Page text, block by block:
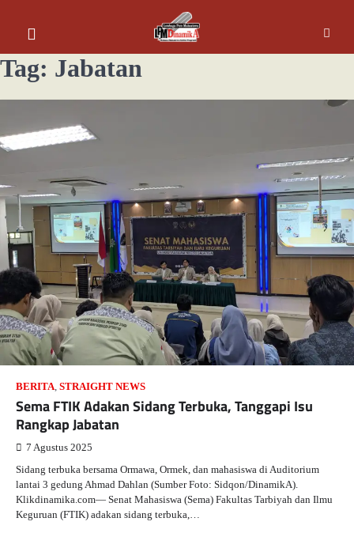
Tag: Jabatan
BERITA, STRAIGHT NEWS
Sema FTIK Adakan Sidang Terbuka, Tanggapi Isu
Rangkap Jabatan
7 Agustus 2025
Sidang terbuka bersama Ormawa, Ormek, dan mahasiswa di Auditorium
lantai 3 gedung Ahmad Dahlan (Sumber Foto: Sidqon/DinamikA).
Klikdinamika.com— Senat Mahasiswa (Sema) Fakultas Tarbiyah dan Ilmu
Keguruan (FTIK) adakan sidang terbuka,…